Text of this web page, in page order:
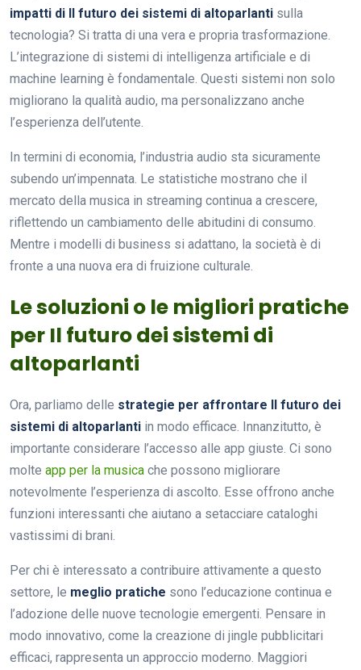
impatti di Il futuro dei sistemi di altoparlanti sulla
tecnologia? Si tratta di una vera e propria trasformazione.
L’integrazione di sistemi di intelligenza artificiale e di
machine learning è fondamentale. Questi sistemi non solo
migliorano la qualità audio, ma personalizzano anche
l’esperienza dell’utente.
In termini di economia, l’industria audio sta sicuramente
subendo un’impennata. Le statistiche mostrano che il
mercato della musica in streaming continua a crescere,
riflettendo un cambiamento delle abitudini di consumo.
Mentre i modelli di business si adattano, la società è di
fronte a una nuova era di fruizione culturale.
Le soluzioni o le migliori pratiche
per Il futuro dei sistemi di
altoparlanti
Ora, parliamo delle strategie per affrontare Il futuro dei
sistemi di altoparlanti in modo efficace. Innanzitutto, è
importante considerare l’accesso alle app giuste. Ci sono
molte app per la musica che possono migliorare
notevolmente l’esperienza di ascolto. Esse offrono anche
funzioni interessanti che aiutano a setacciare cataloghi
vastissimi di brani.
Per chi è interessato a contribuire attivamente a questo
settore, le meglio pratiche sono l’educazione continua e
l’adozione delle nuove tecnologie emergenti. Pensare in
modo innovativo, come la creazione di jingle pubblicitari
efficaci, rappresenta un approccio moderno. Maggiori